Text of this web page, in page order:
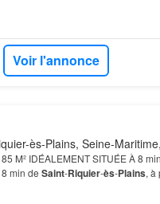
Voir l'annonce
ès-Plains, Seine-
M² IDÉALEMENT SITUÉE À 8
min de Saint-Riquier-ès-Plains, à
855 m² constitue un vrai espace